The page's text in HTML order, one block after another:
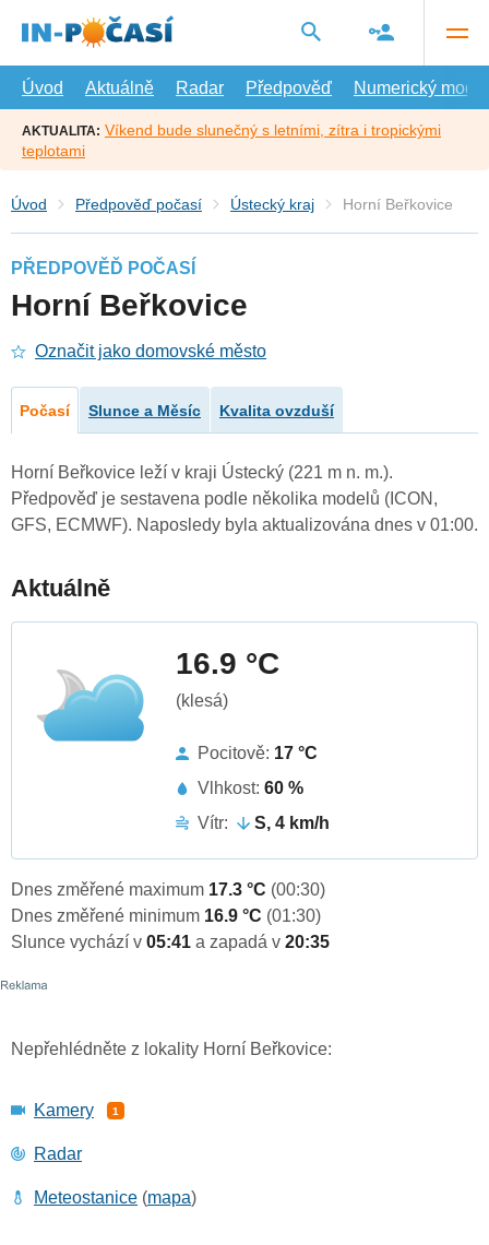
hlavní
Úvod
Aktuálně Radar Předpověď Numerický model
AKTUALITA: Víkend bude slunečný s letními, zítra i tropickými
teplotami
Úvod Předpověď počasí Ústecký kraj Horní Beřkovice
PŘEDPOVĚĎ POČASÍ
Horní Beřkovice
Označit jako domovské město
Počasí Slunce a Měsíc Kvalita ovzduší
Horní Beřkovice leží v kraji Ústecký (221 m n. m.).
Předpověď je sestavena podle několika modelů (ICON,
GFS, ECMWF). Naposledy byla aktualizována dnes v 01:00.
Aktuálně
16.9 °C
(klesá)
Pocitově: 17 °C
Vlhkost: 60 %
Vítr:
S, 4 km/h
Dnes změřené maximum 17.3 °C (00:30)
Dnes změřené minimum 16.9 °C (01:30)
Slunce vychází v 05:41 a zapadá v 20:35
Nepřehlédněte z lokality Horní Beřkovice:
Kamery 1
Radar
Meteostanice (mapa)